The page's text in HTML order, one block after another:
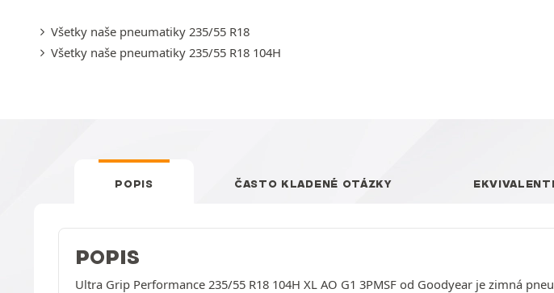
Všetky naše pneumatiky 235/55 R18
Všetky naše pneumatiky 235/55 R18 104H
POPIS ČASTO KLADENÉ OTÁZKY
POPIS
Ultra Grip Performance 235/55 R18 104H XL AO G1 3PMSF od Goodyear je zimná